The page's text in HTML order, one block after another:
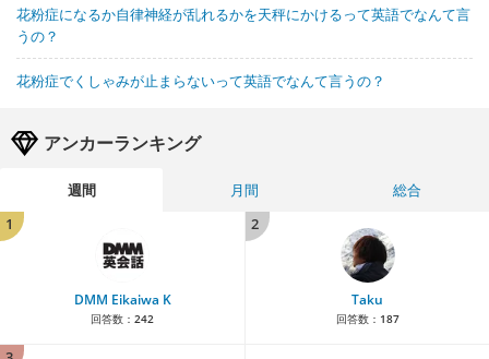
花粉症になるか自律神経が乱れるかを天秤にかけるって英語でなんて言
うの？
花粉症でくしゃみが止まらないって英語でなんて言うの？
アンカーランキング
週間 月間
総合
1
DMM Eikaiwa K
回答数： 242
2
Taku
回答数： 187